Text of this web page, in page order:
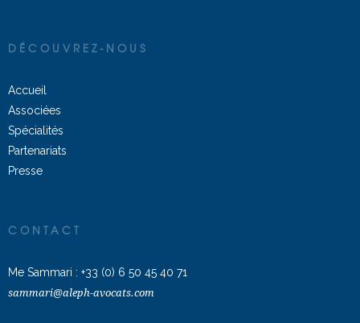
DÉCOUVREZ-NOUS
Accueil
Associées
Spécialités
Partenariats
Presse
CONTACT
Me Sammari : +33 (0) 6 50 45 40 71
sammari@aleph-avocats.com